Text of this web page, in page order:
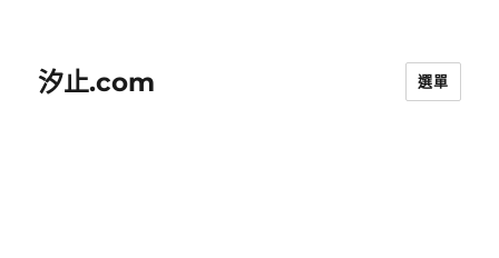
汐止.com 選單